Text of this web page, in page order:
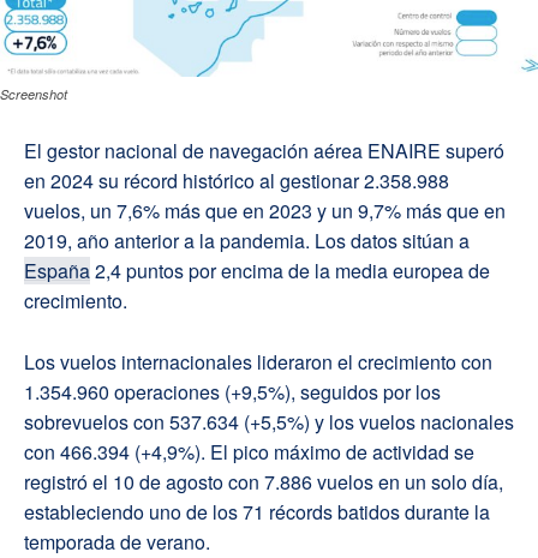
Screenshot
El gestor nacional de navegación aérea ENAIRE superó
en 2024 su récord histórico al gestionar 2.358.988
vuelos, un 7,6% más que en 2023 y un 9,7% más que en
2019, año anterior a la pandemia. Los datos sitúan a
España2,4 puntos por encima de la media europea de
crecimiento.
Los vuelos internacionales lideraron el crecimiento con
1.354.960 operaciones (+9,5%), seguidos por los
sobrevuelos con 537.634 (+5,5%) y los vuelos nacionales
con 466.394 (+4,9%). El pico máximo de actividad se
registró el 10 de agosto con 7.886 vuelos en un solo día,
estableciendo uno de los 71 récords batidos durante la
temporada de verano.